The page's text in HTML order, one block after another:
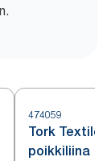
474059
Tork Textile
poikkiliina